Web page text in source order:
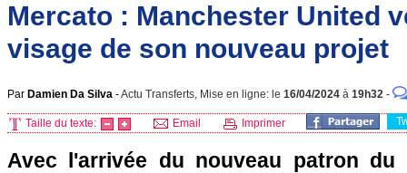
Mercato : Manchester United
visage de son nouveau projet
Par Damien Da Silva -Actu Transferts, Mise en ligne: le 16/04/2024 à 19h32 -
Taille du texte: Email Imprimer
Avec l'arrivée du nouveau patron